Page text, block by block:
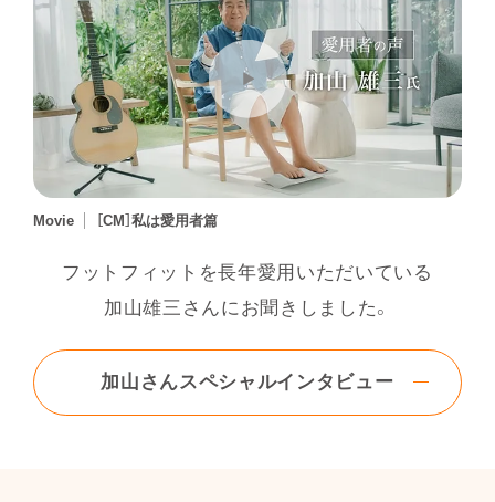
Movie ［CM］私は愛用者篇
フットフィットを長年愛用いただいている
加山雄三さんにお聞きしました。
加山さんスペシャルインタビュー